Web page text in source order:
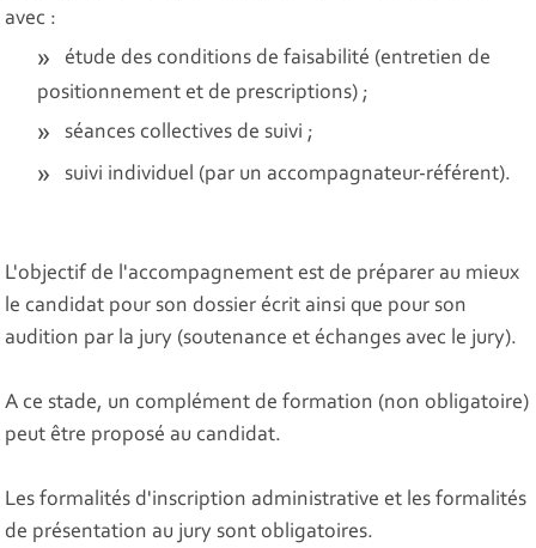
avec :
étude des conditions de faisabilité (entretien de
positionnement et de prescriptions) ;
séances collectives de suivi ;
suivi individuel (par un accompagnateur-référent).
L'objectif de l'accompagnement est de préparer au mieux
le candidat pour son dossier écrit ainsi que pour son
audition par la jury (soutenance et échanges avec le jury).
A ce stade, un complément de formation (non obligatoire)
peut être proposé au candidat.
Les formalités d'inscription administrative et les formalités
de présentation au jury sont obligatoires.